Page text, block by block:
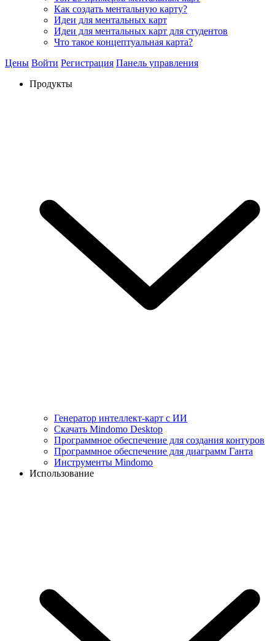
Как создать ментальную карту?
Идеи для ментальных карт
Идеи для ментальных карт для студентов
Что такое концептуальная карта?
Цены Войти Регистрация Панель управления
Продукты
Генератор интеллект-карт с ИИ
Скачать Mindomo Desktop
Программное обеспечение для создания контуров
Программное обеспечение для диаграмм Ганта
Инструменты Mindomo
Использование